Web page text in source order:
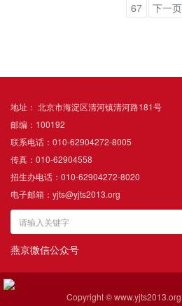
67
下一页
地址： 北京市海淀区清河镇清河路181号
邮编：100192
联系电话：010-62904272-8005
传真：010-62904558
招生办电话：010-62904272-8020
电子邮箱：yjts@yjts2013.org
燕京微信公众号
Copyright ©